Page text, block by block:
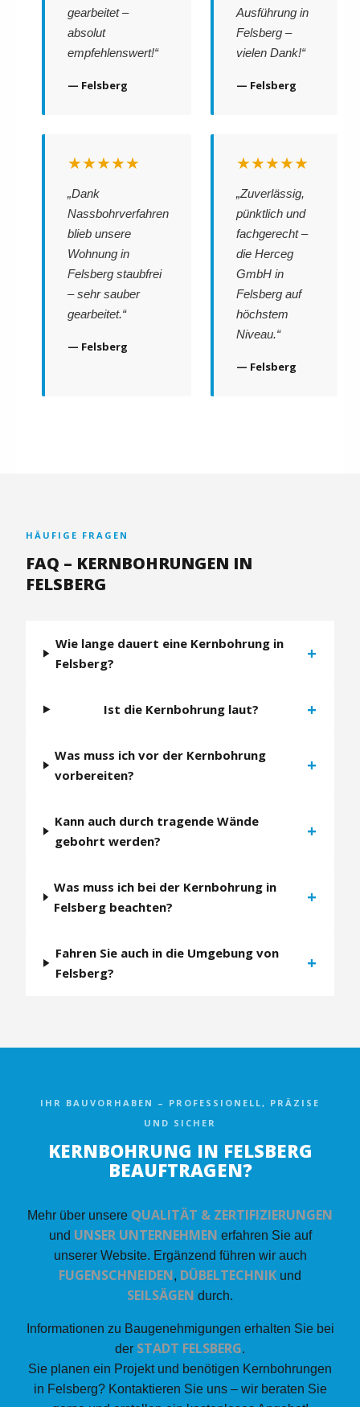
gearbeitet –
absolut
empfehlenswert!“
— Felsberg
Ausführung in
Felsberg –
vielen Dank!“
— Felsberg
★★★★★
„Dank
Nassbohrverfahren
blieb unsere
Wohnung in
Felsberg staubfrei
– sehr sauber
gearbeitet.“
— Felsberg
★★★★★
„Zuverlässig,
pünktlich und
fachgerecht –
die Herceg
GmbH in
Felsberg auf
höchstem
Niveau.“
— Felsberg
HÄUFIGE FRAGEN
FAQ – KERNBOHRUNGEN IN
FELSBERG
Wie lange dauert eine Kernbohrung in
Felsberg?
+
Ist die Kernbohrung laut? +
Was muss ich vor der Kernbohrung
vorbereiten?
+
Kann auch durch tragende Wände
gebohrt werden?
+
Was muss ich bei der Kernbohrung in
Felsberg beachten?
+
Fahren Sie auch in die Umgebung von
Felsberg?
+
IHR BAUVORHABEN – PROFESSIONELL, PRÄZISE
UND SICHER
KERNBOHRUNG IN FELSBERG
BEAUFTRAGEN?
Mehr über unsere QUALITÄT & ZERTIFIZIERUNGEN
und UNSER UNTERNEHMEN erfahren Sie auf
unserer Website. Ergänzend führen wir auch
FUGENSCHNEIDEN, DÜBELTECHNIK und
SEILSÄGEN durch.
Informationen zu Baugenehmigungen erhalten Sie bei
der STADT FELSBERG.
Sie planen ein Projekt und benötigen Kernbohrungen
in Felsberg? Kontaktieren Sie uns – wir beraten Sie